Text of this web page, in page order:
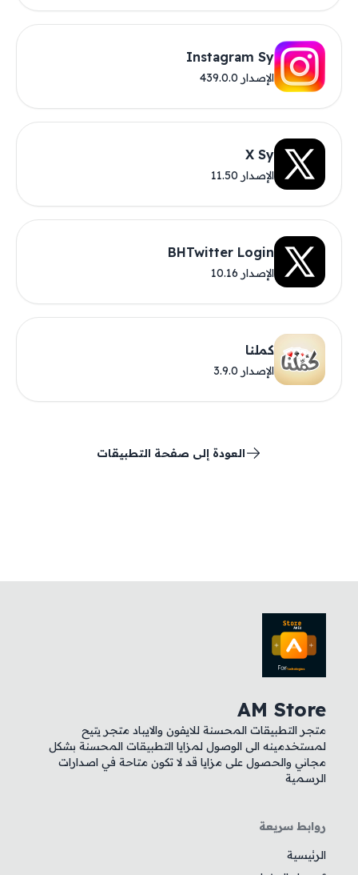
Instagram Sy
الإصدار 439.0.0
X Sy
الإصدار 11.50
BHTwitter Login
الإصدار 10.16
كملنا
الإصدار 3.9.0
العودة إلى صفحة التطبيقات
AM Store
متجر التطبيقات المحسنة للايفون والايباد متجر يتيح
لمستخدمينه الى الوصول لمزايا التطبيقات المحسنة بشكل
مجاني والحصول على مزايا قد لا تكون متاحة في اصدارات
الرسمية
روابط سريعة
الرئيسية